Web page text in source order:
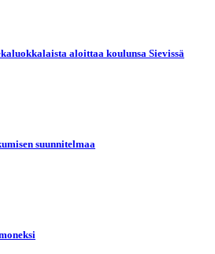
aloittaa koulunsa Sievissä
suunnitelmaa